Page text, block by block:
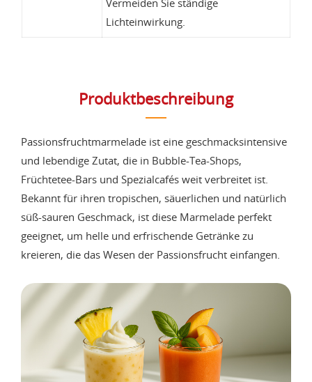
Lichteinwirkung.
Produktbeschreibung
Passionsfruchtmarmelade ist eine geschmacksintensive
und lebendige Zutat, die in Bubble-Tea-Shops,
Früchtetee-Bars und Spezialcafés weit verbreitet ist.
Bekannt für ihren tropischen, säuerlichen und natürlich
süß-sauren Geschmack, ist diese Marmelade perfekt
geeignet, um helle und erfrischende Getränke zu
kreieren, die das Wesen der Passionsfrucht einfangen.